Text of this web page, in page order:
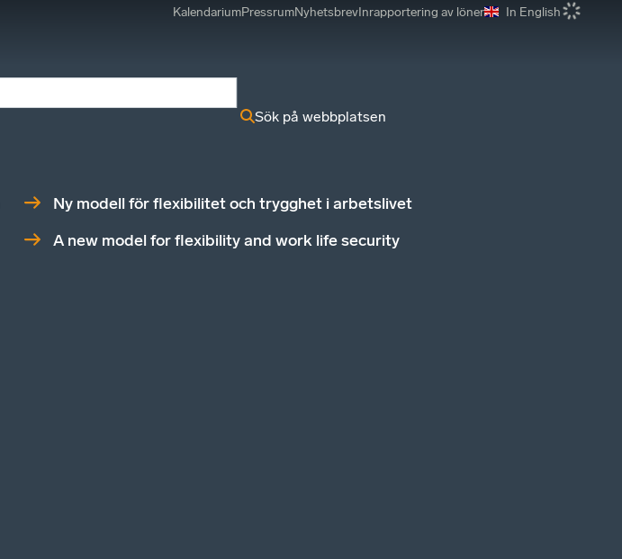
KalendariumPressrumNyhetsbrevInrapportering av löner In English
Sök på webbplatsen
Ny modell för flexibilitet och trygghet i arbetslivet
A new model for flexibility and work life security